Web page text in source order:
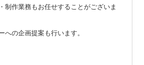
制作業務もお任せすることがございま
への企画提案も行います。